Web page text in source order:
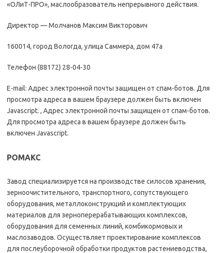
«ОЛиТ-ПРО», маслообразователь непрерывного действия.
Директор — Молчанов Максим Викторович
160014, город Вологда, улица Саммера, дом 47а
Телефон (88172) 28-04-30
E-mail: Адрес электронной почты защищен от спам-ботов. Для
просмотра адреса в вашем браузере должен быть включен
Javascript. , Адрес электронной почты защищен от спам-ботов.
Для просмотра адреса в вашем браузере должен быть
включен Javascript.
РОМАКС
Завод специализируется на производстве силосов хранения,
зерноочистительного, транспортного, сопутствующего
оборудования, металлоконструкций и комплектующих
материалов для зерноперерабатывающих комплексов,
оборудования для семенных линий, комбикормовых и
маслозаводов. Осуществляет проектирование комплексов
для послеуборочной обработки продуктов растениеводства,